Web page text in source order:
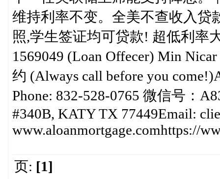
维持利率不变。全美不查收入贷
照,学生签证均可贷款! 超低利率
1569049 (Loan Offecer) Min
约 (Always call before you
Phone: 832-528-0765 微信号：
#340B, KATY TX 77449Email:
www.aloanmortgage.comhttps://
页: [1]